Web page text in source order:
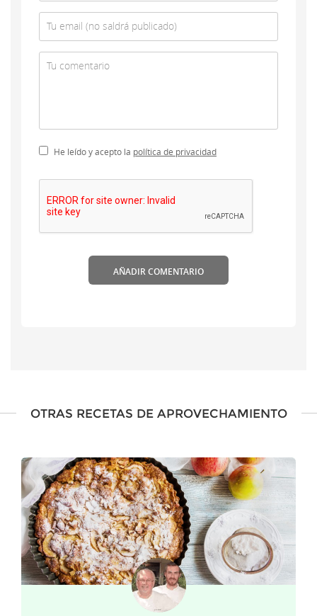
He leído y acepto la política de privacidad
AÑADIR COMENTARIO
OTRAS RECETAS DE APROVECHAMIENTO